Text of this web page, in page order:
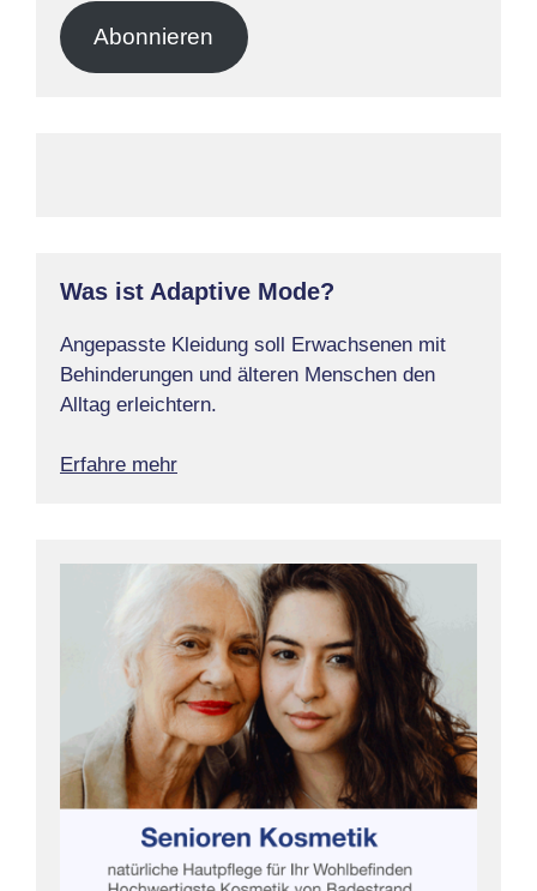
Adresse
Abonnieren
Was ist Adaptive Mode?
Angepasste Kleidung soll Erwachsenen mit
Behinderungen und älteren Menschen den
Alltag erleichtern.
Erfahre mehr